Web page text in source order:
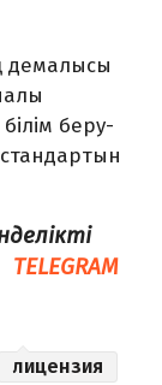
демалысы
беру-
TELEGRAM
лицензия